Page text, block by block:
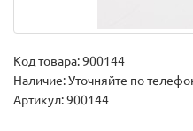
Код товара:900144
Наличие: Уточняйте по
Артикул: 900144